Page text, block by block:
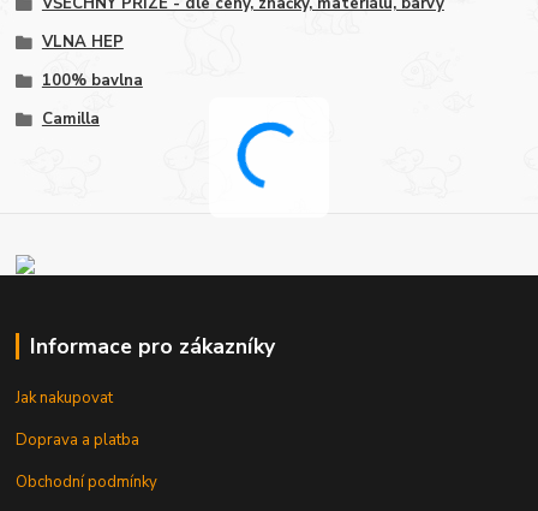
VLNA HEP
100% bavlna
Camilla
Informace pro zákazníky
Jak nakupovat
Doprava a platba
Obchodní podmínky